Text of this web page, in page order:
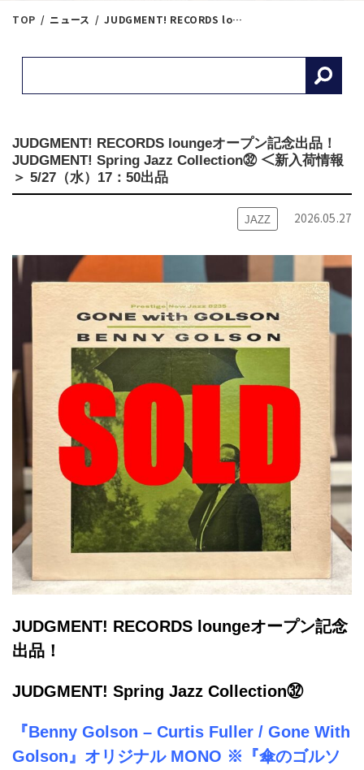
TOP ニュース JUDGMENT! RECORDS loungeオープン記念出品！ JUDGMENT! Spring Jazz Collection㉜ ＜新入荷情報＞ 5/27（水）17：50出品
JUDGMENT! RECORDS loungeオープン記念出品！
JUDGMENT! Spring Jazz Collection㉜ ＜新入荷情報
＞ 5/27（水）17：50出品
JAZZ 2026.05.27
JUDGMENT! RECORDS loungeオープン記念
出品！
JUDGMENT! Spring Jazz Collection㉜
『Benny Golson – Curtis Fuller / Gone With
Golson』オリジナル MONO ※『傘のゴルソ